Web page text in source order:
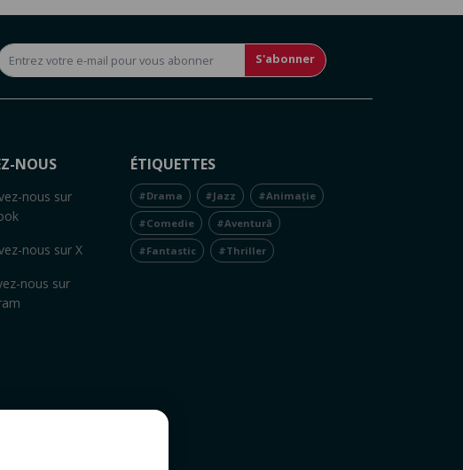
S'abonner
NOUS
nous sur
nous sur X
nous sur
ÉTIQUETTES
#Drama #Jazz #Animație
#Comedie #Aventură
#Fantastic #Thriller